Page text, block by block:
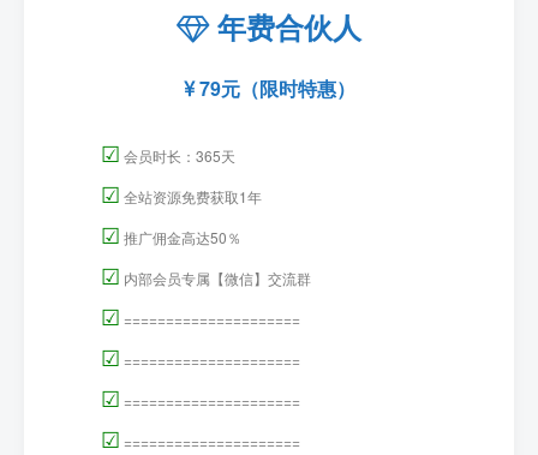
年费合伙人
79元（限时特惠）
☑ 会员时长：365天
☑ 全站资源免费获取1年
☑ 推广佣金高达50％
☑ 内部会员专属【微信】交流群
☑ =====================
☑ =====================
☑ =====================
☑ =====================